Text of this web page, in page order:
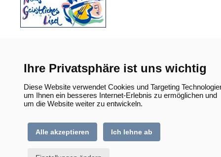
Ihre Privatsphäre ist uns wichtig
Diese Website verwendet Cookies und Targeting
um Ihnen ein besseres Internet-Erlebnis zu ermöglichen und
um die Website weiter zu entwickeln.
Alle akzeptieren Ich lehne ab